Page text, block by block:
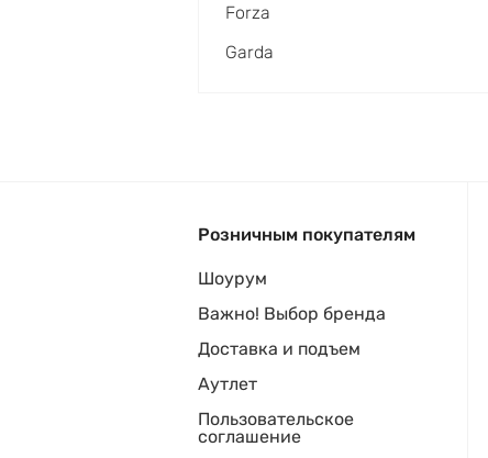
Forza
Garda
Розничным покупателям
Шоурум
Важно! Выбор бренда
Доставка и подъем
Аутлет
Пользовательское
соглашение